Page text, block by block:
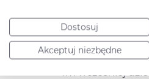
Dostosuj
Akceptuj niezbędne
hormonów – to
Odcinanie
>>> Cukrzyca u
Im wcześniej